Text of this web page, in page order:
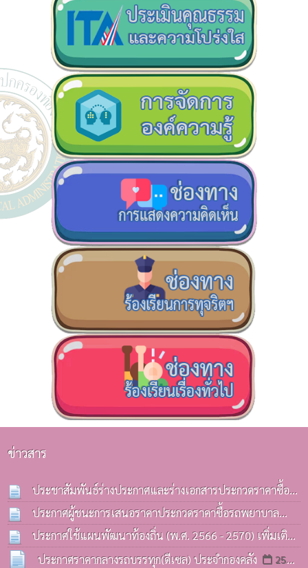
ข่าวสาร
ประชาสัมพันธ์ร่างประกาศและร่างเอกสารประกวดราคาซื้อ
รถบรรทุก(ดีเซล) ประจำกองคลังฯ
13 ก.ค. 2569
ประกาศผู้ชนะการเสนอราคาประกวดราคาซื้อรถพยาบาล
ฉุกเฉิน(รถกระบะ) ด้วยวิธีประกวดราคาอิเล็กทรอนิกส์(e-
bidding)
08 ก.ค. 2569
ประกาศใช้แผนพัฒนาท้องถิ่น (พ.ศ. 2566 - 2570) เพิ่มเติม
ครั้งที่ 3 / 2569
06 ก.ค. 2569
ประกาศราคากลางรถบรรทุก(ดีเซล) ประจำกองคลัง
25